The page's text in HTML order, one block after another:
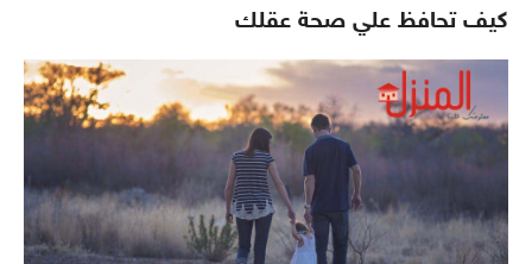
كيف تحافظ علي صحة عقلك